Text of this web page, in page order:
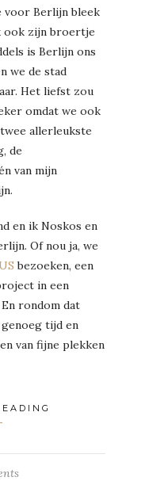
voor Berlijn bleek
ook zijn broertje
is Berlijn ons
we de stad
Het liefst zou
omdat we ook
allerleukste
de
van mijn
en ik Noskos en
Of nou ja, we
bezoeken, een
in een
rondom dat
tijd en
van fijne plekken